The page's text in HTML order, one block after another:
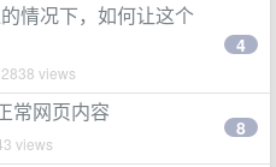
情况下，如何让这个
views
4
常网页内容
views
8